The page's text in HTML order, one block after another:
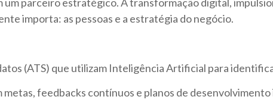
importa: as pessoas e a estratégia do negócio.
(ATS) que utilizam Inteligência Artificial para
feedbacks contínuos e planos de